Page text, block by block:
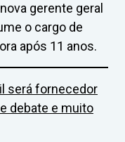
gerente geral
o cargo de
após 11 anos.
será fornecedor
debate e muito